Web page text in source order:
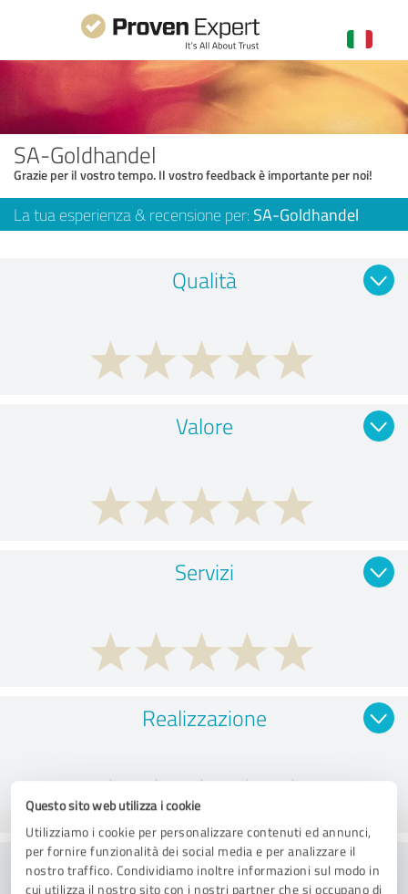
Questo sito web utilizza i cookie
Utilizziamo i cookie per personalizzare contenuti ed annunci,
per fornire funzionalità dei social media e per analizzare il
nostro traffico. Condividiamo inoltre informazioni sul modo in
cui utilizza il nostro sito con i nostri partner che si occupano di
SA-Goldhandel
Grazie per il vostro tempo. Il vostro feedback è importante per noi!
La tua esperienza & recensione per: SA-Goldhandel
Qualità
Valore
Servizi
Realizzazione
Consulenza